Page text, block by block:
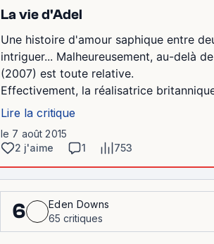
La vie d'Adel
Une histoire d'amour saphique entre
intriguer... Malheureusement, au-delà
(2007) est toute relative.
Effectivement, la réalisatrice
Lire la critique
le 7 août 2015
2 j'aime
1 753
6
Eden Downs
65 critiques